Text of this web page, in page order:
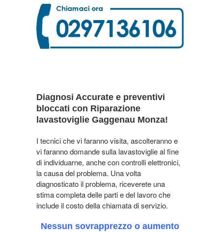
Diagnosi Accurate e preventivi
bloccati con Riparazione
lavastoviglie Gaggenau Monza!
I tecnici che vi faranno visita, ascolteranno e
vi faranno domande sulla lavastoviglie al fine
di individuarne, anche con controlli elettronici,
la causa del problema. Una volta
diagnosticato il problema, riceverete una
stima completa delle parti e del lavoro che
include il costo della chiamata di servizio.
Nessun sovrapprezzo o aumento